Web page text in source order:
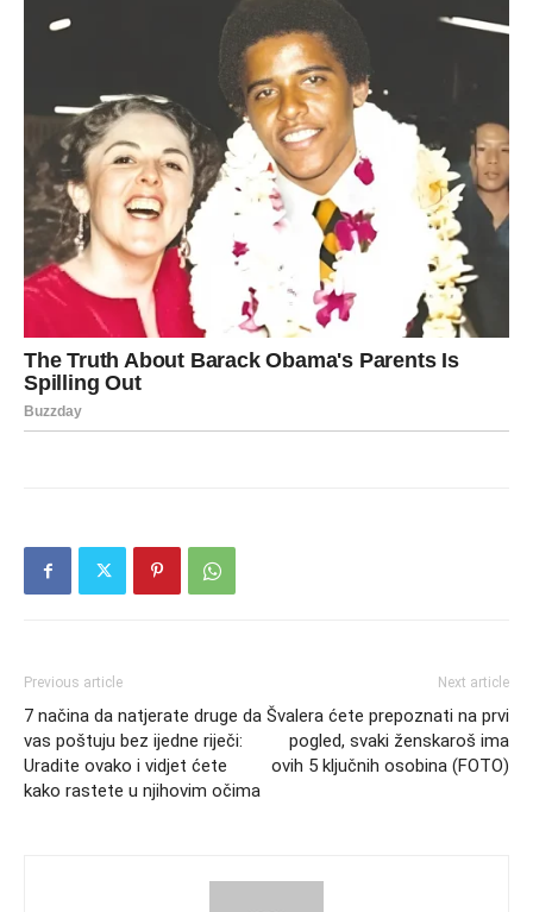
Previous article
7 načina da natjerate druge da
vas poštuju bez ijedne riječi:
Uradite ovako i vidjet ćete
kako rastete u njihovim očima
Next article
Švalera ćete prepoznati na prvi
pogled, svaki ženskaroš ima
ovih 5 ključnih osobina (FOTO)